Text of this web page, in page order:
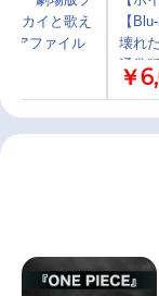
セカイと歌え
アファイル
【
壊れ
通常版
￥